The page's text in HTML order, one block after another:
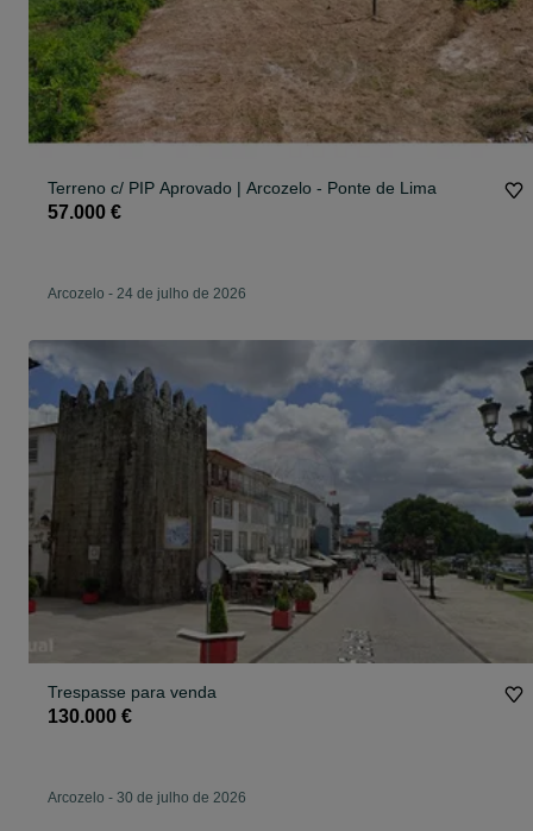
Terreno c/ PIP Aprovado | Arcozelo - Ponte de Lima
57.000 €
Arcozelo - 24 de julho de 2026
Trespasse para venda
130.000 €
Arcozelo - 30 de julho de 2026